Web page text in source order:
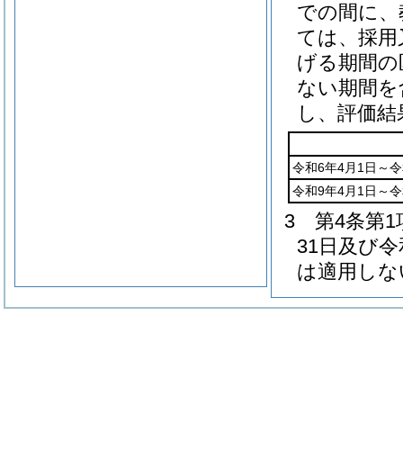
での間に
ては、採
げる期間
ない期間
し、評価
令和6年4月1日～
令和9年4月1日～
3
第4条第1
31日及び
は適用し